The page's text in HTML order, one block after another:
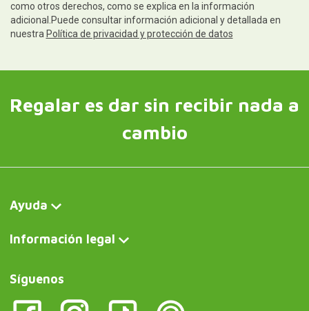
como otros derechos, como se explica en la información
adicional.Puede consultar información adicional y detallada en
nuestra Política de privacidad y protección de datos
Regalar es dar sin recibir nada a
cambio
Ayuda
Información legal
Síguenos